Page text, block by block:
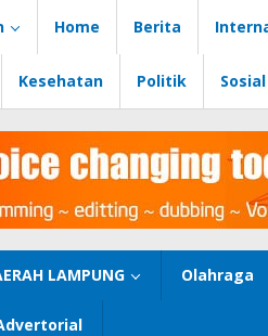
Home Berita
Kesehatan Politik
LAMPUNG Olahraga